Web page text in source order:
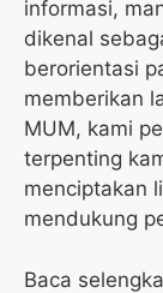
informasi,
dikenal
berorientasi
memberikan
MUM, kami
terpenting
menciptakan
mendukung
Baca